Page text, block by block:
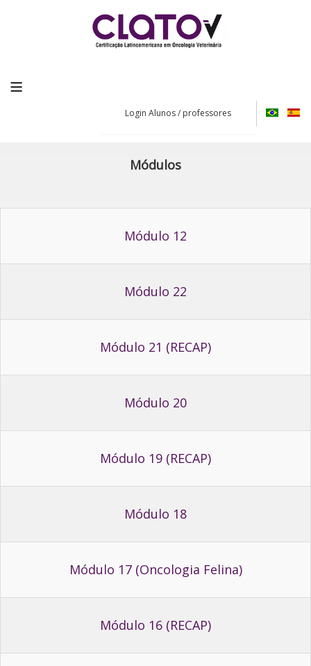
≡
Login Alunos / professores
Módulos
Módulo 12
Módulo 22
Módulo 21 (RECAP)
Módulo 20
Módulo 19 (RECAP)
Módulo 18
Módulo 17 (Oncologia Felina)
Módulo 16 (RECAP)